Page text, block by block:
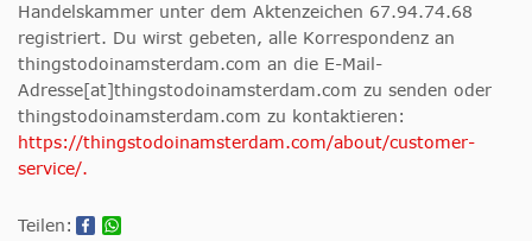
Handelskammer unter dem Aktenzeichen 67.94.74.68
registriert. Du wirst gebeten, alle Korrespondenz an
thingstodoinamsterdam.com an die E-Mail-
Adresse[at]thingstodoinamsterdam.com zu senden oder
thingstodoinamsterdam.com zu kontaktieren:
https://thingstodoinamsterdam.com/about/customer-
service/.
Teilen: